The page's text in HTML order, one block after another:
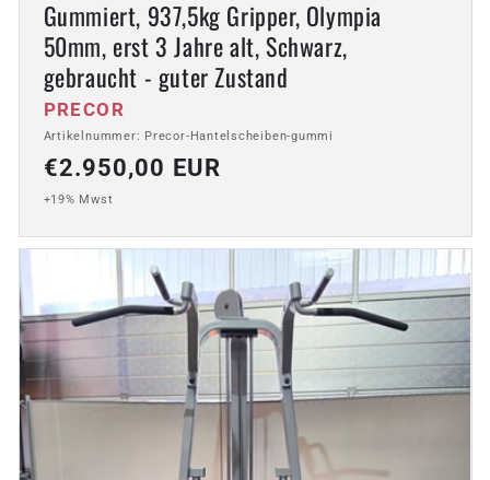
Gummiert, 937,5kg Gripper, Olympia
50mm, erst 3 Jahre alt, Schwarz,
gebraucht - guter Zustand
Anbieter:
PRECOR
Artikelnummer: Precor-Hantelscheiben-gummi
Normaler
Preis
€2.950,00 EUR
+19% Mwst